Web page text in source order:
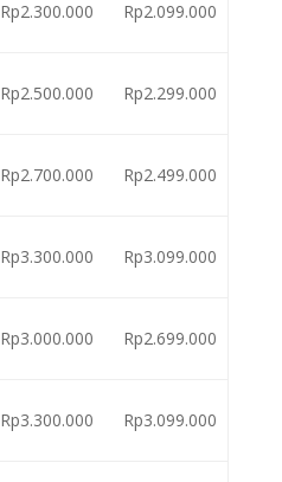
Rp2.300.000 Rp2.099.000
Rp2.500.000 Rp2.299.000
Rp2.700.000 Rp2.499.000
Rp3.300.000 Rp3.099.000
Rp3.000.000 Rp2.699.000
Rp3.300.000 Rp3.099.000